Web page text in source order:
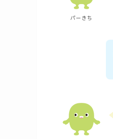
パーきち